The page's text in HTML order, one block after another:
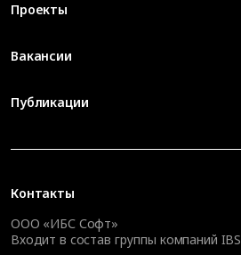
Контакты
ООО «ИБС Софт»
Входит в состав группы компаний IBS
Проекты
Вакансии
Публикации